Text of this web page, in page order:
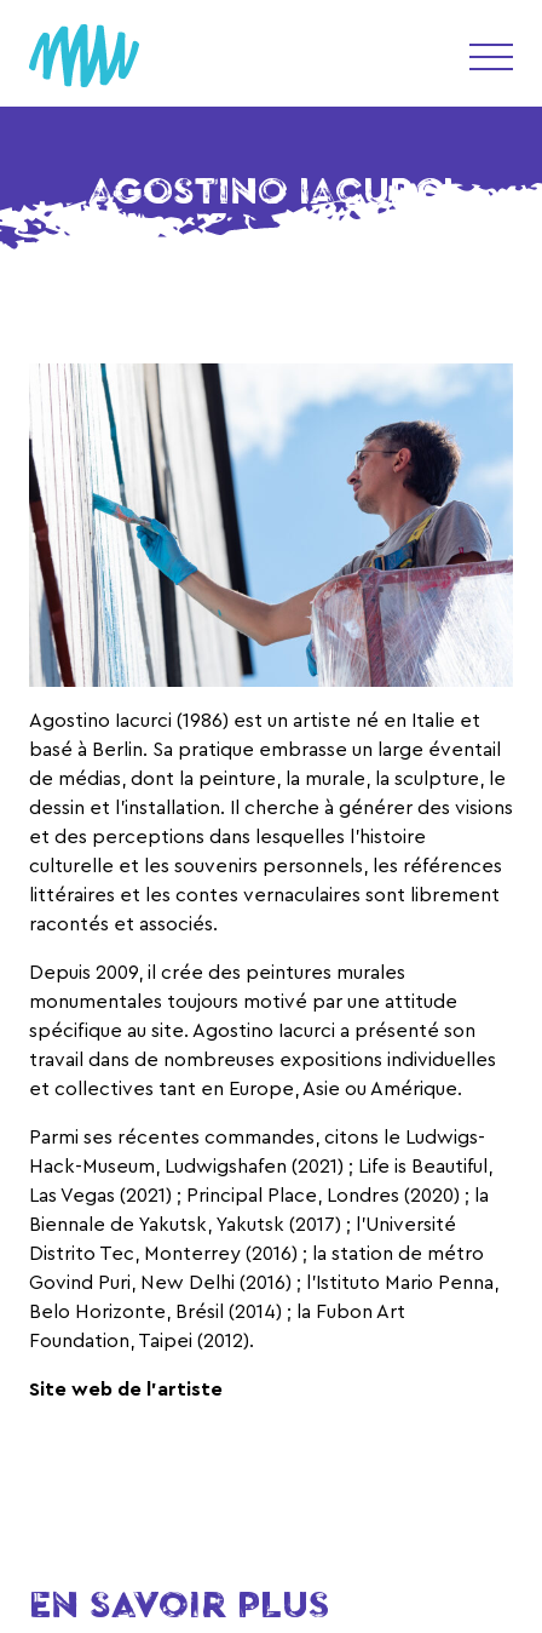
AGOSTINO IACURCI
Agostino Iacurci (1986) est un artiste né en Italie et
basé à Berlin. Sa pratique embrasse un large éventail
de médias, dont la peinture, la murale, la sculpture, le
dessin et l’installation. Il cherche à générer des visions
et des perceptions dans lesquelles l’histoire
culturelle et les souvenirs personnels, les références
littéraires et les contes vernaculaires sont librement
racontés et associés.
Depuis 2009, il crée des peintures murales
monumentales toujours motivé par une attitude
spécifique au site. Agostino Iacurci a présenté son
travail dans de nombreuses expositions individuelles
et collectives tant en Europe, Asie ou Amérique.
Parmi ses récentes commandes, citons le Ludwigs-
Hack-Museum, Ludwigshafen (2021) ; Life is Beautiful,
Las Vegas (2021) ; Principal Place, Londres (2020) ; la
Biennale de Yakutsk, Yakutsk (2017) ; l’Université
Distrito Tec, Monterrey (2016) ; la station de métro
Govind Puri, New Delhi (2016) ; l’Istituto Mario Penna,
Belo Horizonte, Brésil (2014) ; la Fubon Art
Foundation, Taipei (2012).
Site web de l’artiste
EN SAVOIR PLUS